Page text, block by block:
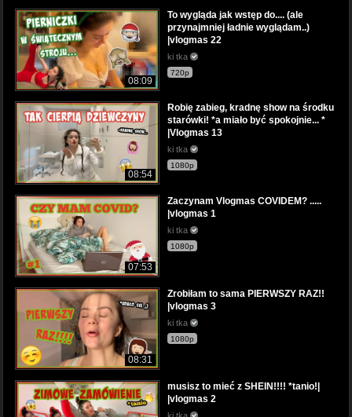
08:09
To wygląda jak wstęp do.... (ale
przynajmniej ładnie wyglądam..)
|vlogmas 22
ki tka
720p
08:54
Robię zabieg, kradnę show na środku
starówki! *a miało być spokojnie... *
|Vlogmas 13
ki tka
1080p
07:53
Zaczynam Vlogmas COVIDEM? .....
|vlogmas 1
ki tka
1080p
08:31
Zrobiłam to sama PIERWSZY RAZ!!
|vlogmas 3
ki tka
1080p
musisz to mieć z SHEIN!!!! *tanio!|
|vlogmas 2